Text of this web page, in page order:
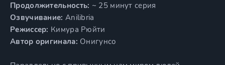
Продолжительность: ~ 25 минут серия
Озвучивание: Anilibria
Режиссер: Кимура Рюйти
Автор оригинала: Онигунсо